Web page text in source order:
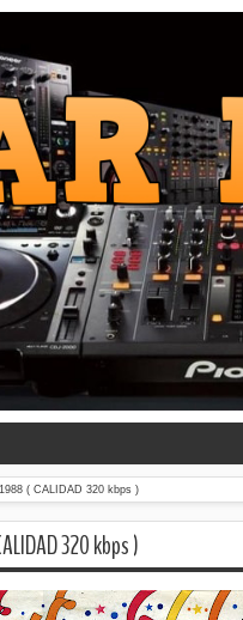
( CALIDAD 320 kbps )
320 kbps )